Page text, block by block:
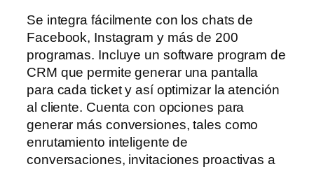
Se integra fácilmente con los chats de
Facebook, Instagram y más de 200
programas. Incluye un software program de
CRM que permite generar una pantalla
para cada ticket y así optimizar la atención
al cliente. Cuenta con opciones para
generar más conversiones, tales como
enrutamiento inteligente de
conversaciones, invitaciones proactivas a